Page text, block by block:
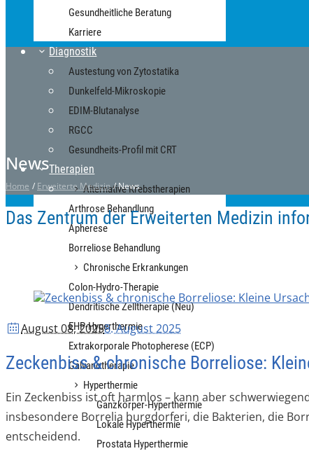
Gesundheitliche Beratung
Karriere
Diagnostik
Austestung von Zytostatika
Dunkelfeld-Mikroskopie
EDIM-Blutanalyse
RGCC
Gesundheits-Profil mit CRT
Therapien
Alternative Krebstherapien
Arthrose Behandlung
Apherese
Borreliose Behandlung
Chronische Erkrankungen
Colon-Hydro-Therapie
Dendritische Zelltherapie (Neu)
EHP-Hyperthermie
Extrakorporale Photopherese (ECP)
Galvanotherapie
Hyperthermie
Ganzkörper-Hyperthermie
Lokale Hyperthermie
Prostata Hyperthermie
News
Home / Erweiterte Medizin /News
Das Zentrum der Erweiterten Medizin
August 08, 20258. August 2025
Zeckenbiss & chronische Borreliose:
Ein Zeckenbiss ist oft harmlos – kann aber
insbesondere Borrelia burgdorferi, die Bakterien, die
entscheidend.